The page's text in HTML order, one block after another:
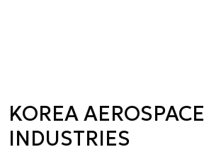
KOREA AEROSPACE
INDUSTRIES